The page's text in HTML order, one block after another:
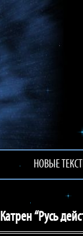
НОВЫЕ
Катрен “Русь